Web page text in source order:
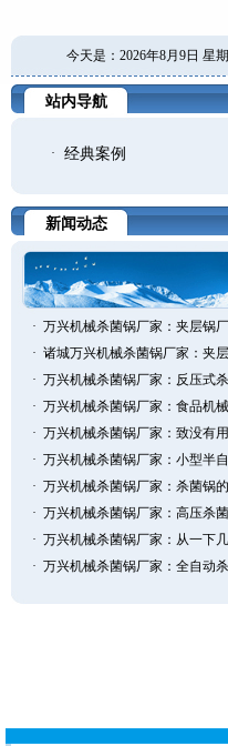
今天是：2026年8月9日 星
站内导航
· 经典案例
新闻动态
· 万兴机械杀菌锅厂家：夹层锅
· 诸城万兴机械杀菌锅厂家：夹
· 万兴机械杀菌锅厂家：反压式
· 万兴机械杀菌锅厂家：食品机
· 万兴机械杀菌锅厂家：致没有
· 万兴机械杀菌锅厂家：小型半
· 万兴机械杀菌锅厂家：杀菌锅
· 万兴机械杀菌锅厂家：高压杀
· 万兴机械杀菌锅厂家：从一下
· 万兴机械杀菌锅厂家：全自动